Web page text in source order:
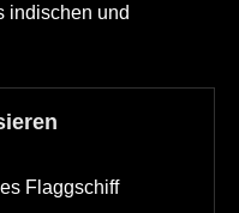
indischen und
Flaggschiff